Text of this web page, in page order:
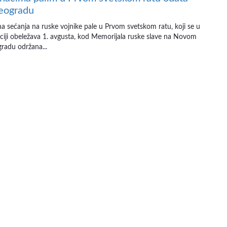
sećanja na ruske vojnike pale u Prvom svetskom ratu, koji se u
obeležava 1. avgusta, kod Memorijala ruske slave na Novom
održana...